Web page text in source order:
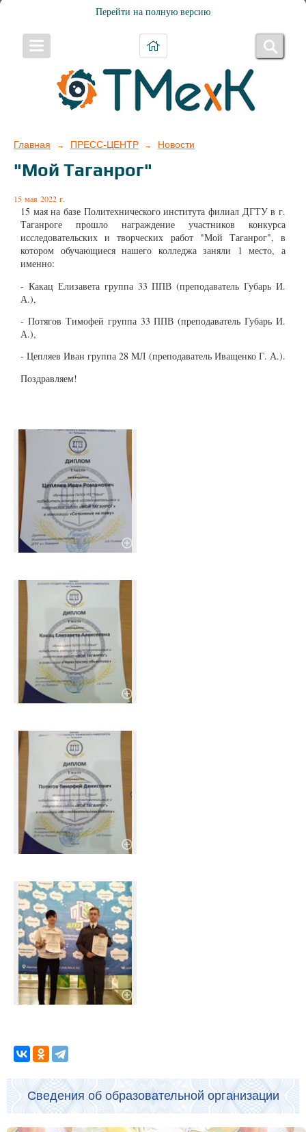
Перейти на полную версию
Главная → ПРЕСС-ЦЕНТР → Новости
"Мой Таганрог"
15 мая 2022 г.
15 мая на базе Политехнического института филиал ДГТУ в г.
Таганроге прошло награждение участников конкурса
исследовательских и творческих работ "Мой Таганрог", в
котором обучающиеся нашего колледжа заняли 1 место, а
именно:
- Какац Елизавета группа 33 ППВ (преподаватель Губарь И.
А.),
- Потягов Тимофей группа 33 ППВ (преподаватель Губарь И.
А.),
- Цепляев Иван группа 28 МЛ (преподаватель Иващенко Г. А.).
Поздравляем!
Сведения об образовательной организации